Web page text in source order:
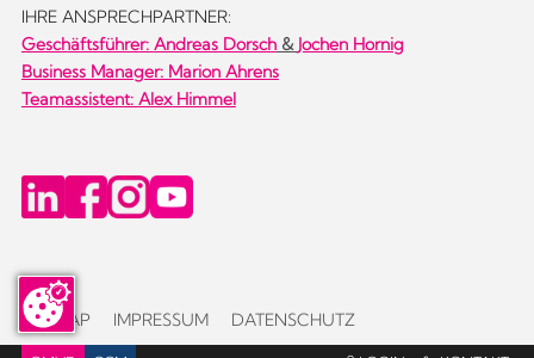
IHRE ANSPRECHPARTNER:
Geschäftsführer: Andreas Dorsch& Jochen Hornig
Business Manager: Marion Ahrens
Teamassistent: Alex Himmel
SITEMAP IMPRESSUM DATENSCHUTZ